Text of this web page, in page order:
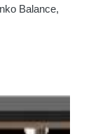
Balance,